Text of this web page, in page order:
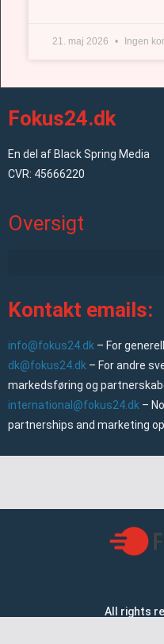
21. maj 2026 Ingen
Fokus24.dk
En del af Black Spring Media
CVR: 45666220
Oversigt
Kontakt emails:
info@fokus24.dk – For
dk@fokus24.dk – For andre
markedsføring og
international@fokus24.dk –
partnerships and marketing
All rights